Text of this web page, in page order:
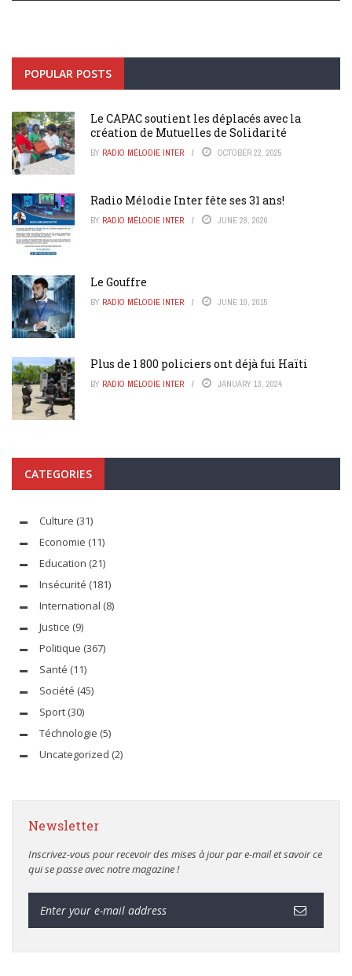
POPULAR POSTS
Le CAPAC soutient les déplacés avec la
création de Mutuelles de Solidarité
BY RADIO MÉLODIE INTER OCTOBER 22, 2025
Radio Mélodie Inter fête ses 31 ans!
BY RADIO MÉLODIE INTER JUNE 28, 2026
Le Gouffre
BY RADIO MÉLODIE INTER JUNE 10, 2015
Plus de 1 800 policiers ont déjà fui Haïti
BY RADIO MÉLODIE INTER JANUARY 13, 2024
CATEGORIES
Culture (31)
Economie (11)
Education (21)
Insécurité (181)
International (8)
Justice (9)
Politique (367)
Santé (11)
Société (45)
Sport (30)
Téchnologie (5)
Uncategorized (2)
Newsletter
Inscrivez-vous pour recevoir des mises à jour par e-mail et savoir ce
qui se passe avec notre magazine !